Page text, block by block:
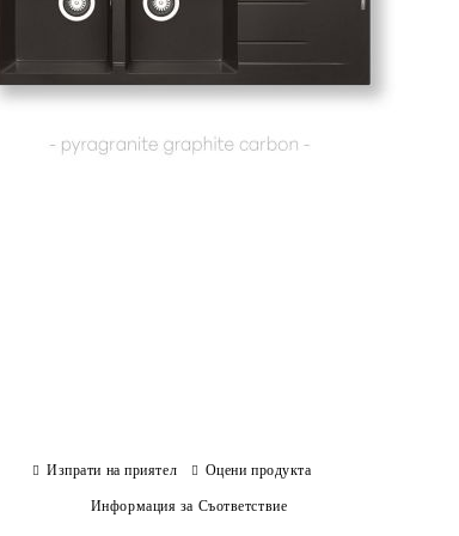
Изпрати на приятел Оцени продукта
Информация за Съответствие